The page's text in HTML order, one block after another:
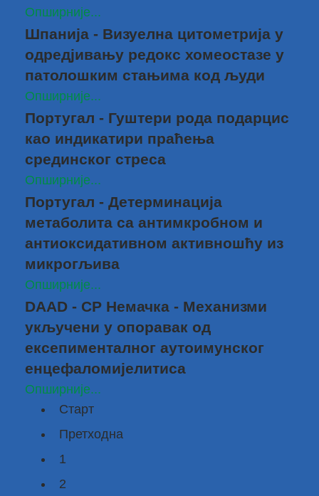
Опширније...
Шпанија - Визуелна цитометрија у
одредјивању редокс хомеостазе у
патолошким стањима код људи
Опширније...
Португал - Гуштери рода подарцис
као индикатири праћења
срединског стреса
Опширније...
Португал - Детерминација
метаболита са антимкробном и
антиоксидативном активношћу из
микрогљива
Опширније...
DAAD - СР Немачка - Механизми
укључени у опоравак од
ексепименталног аутоимунског
енцефаломијелитиса
Опширније...
Старт
Претходна
1
2